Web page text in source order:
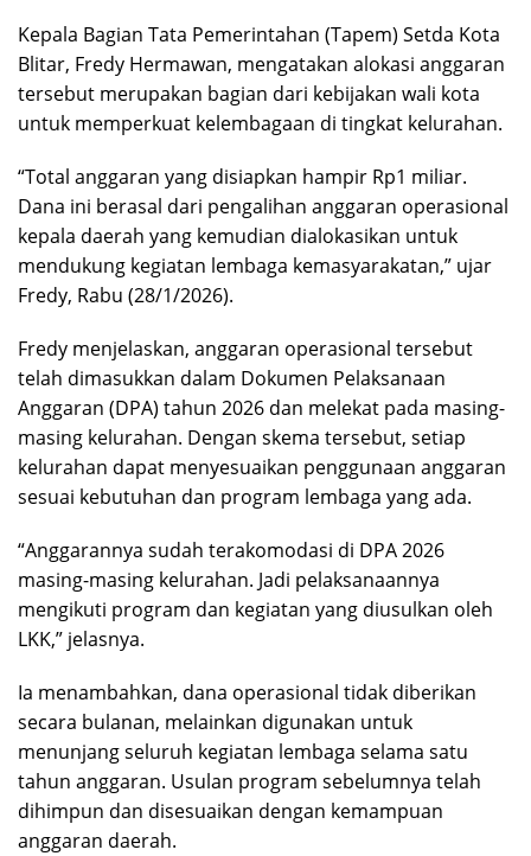
Kepala Bagian Tata Pemerintahan (Tapem) Setda Kota
Blitar, Fredy Hermawan, mengatakan alokasi anggaran
tersebut merupakan bagian dari kebijakan wali kota
untuk memperkuat kelembagaan di tingkat kelurahan.
“Total anggaran yang disiapkan hampir Rp1 miliar.
Dana ini berasal dari pengalihan anggaran operasional
kepala daerah yang kemudian dialokasikan untuk
mendukung kegiatan lembaga kemasyarakatan,” ujar
Fredy, Rabu (28/1/2026).
Fredy menjelaskan, anggaran operasional tersebut
telah dimasukkan dalam Dokumen Pelaksanaan
Anggaran (DPA) tahun 2026 dan melekat pada masing-
masing kelurahan. Dengan skema tersebut, setiap
kelurahan dapat menyesuaikan penggunaan anggaran
sesuai kebutuhan dan program lembaga yang ada.
“Anggarannya sudah terakomodasi di DPA 2026
masing-masing kelurahan. Jadi pelaksanaannya
mengikuti program dan kegiatan yang diusulkan oleh
LKK,” jelasnya.
Ia menambahkan, dana operasional tidak diberikan
secara bulanan, melainkan digunakan untuk
menunjang seluruh kegiatan lembaga selama satu
tahun anggaran. Usulan program sebelumnya telah
dihimpun dan disesuaikan dengan kemampuan
anggaran daerah.